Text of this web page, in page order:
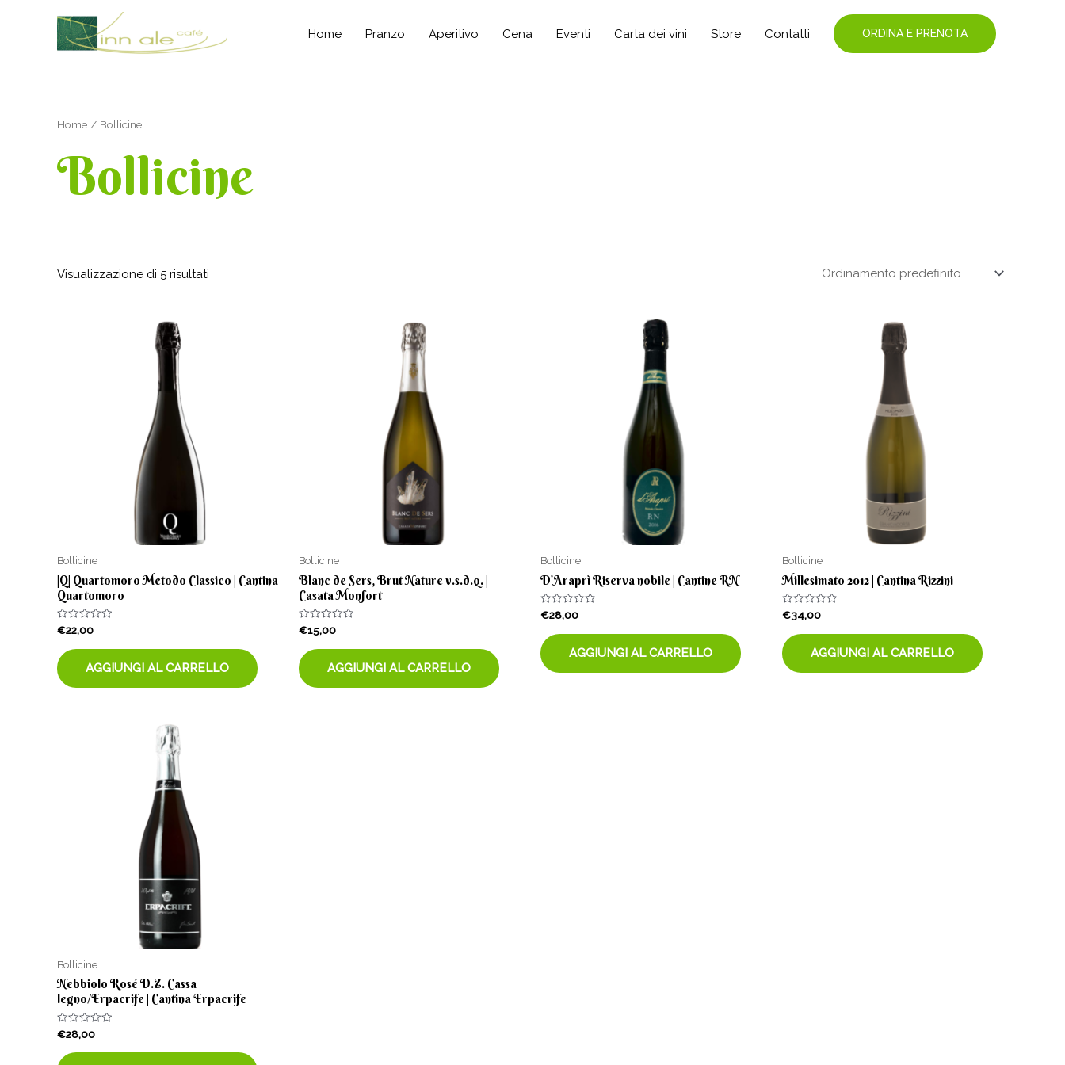
contenuto
Home Pranzo Aperitivo Cena Eventi Carta dei vini Store Contatti ORDINA E PRENOTA
Home / Bollicine
Bollicine
Visualizzazione di 5 risultati
Bollicine
|Q| Quartomoro Metodo Classico | Cantina
Quartomoro
Valutato
su
5
€22,00
AGGIUNGI AL CARRELLO
Bollicine
Blanc de Sers, Brut Nature v.s.d.q. |
Casata Monfort
Valutato
su
5
€15,00
AGGIUNGI AL CARRELLO
Bollicine
D’Araprì Riserva nobile | Cantine RN
Valutato
su
5
€28,00
AGGIUNGI AL CARRELLO
Bollicine
Millesimato 2012 | Cantina Rizzini
Valutato
su
5
€34,00
AGGIUNGI AL CARRELLO
Bollicine
Nebbiolo Rosé D.Z. Cassa
legno/Erpacrife | Cantina Erpacrife
Valutato
0
su
5
€28,00